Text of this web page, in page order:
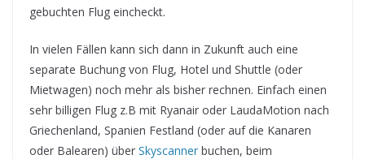
gebuchten Flug eincheckt.
In vielen Fällen kann sich dann in Zukunft auch eine
separate Buchung von Flug, Hotel und Shuttle (oder
Mietwagen) noch mehr als bisher rechnen. Einfach einen
sehr billigen Flug z.B mit Ryanair oder LaudaMotion nach
Griechenland, Spanien Festland (oder auf die Kanaren
oder Balearen) über Skyscanner buchen, beim